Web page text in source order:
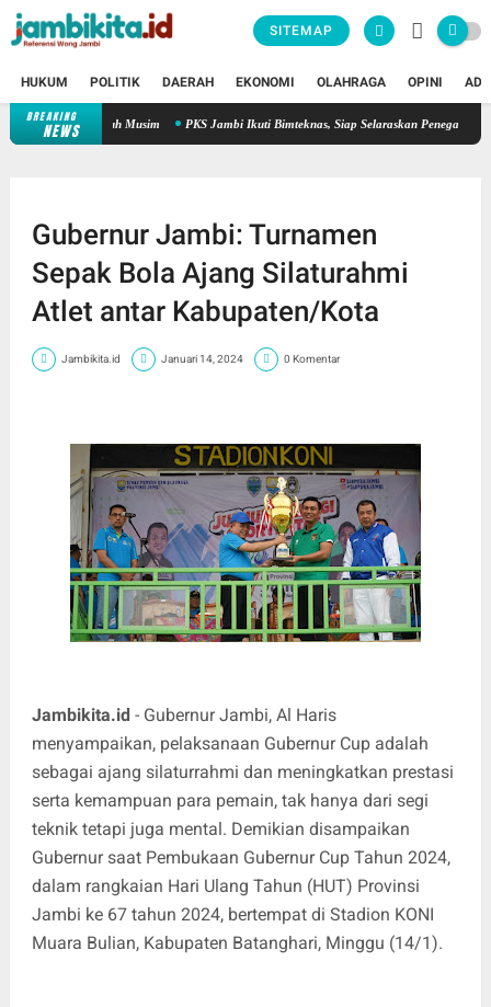
SITEMAP
HUKUM POLITIK DAERAH EKONOMI OLAHRAGA OPINI
BREAKING
NEWS
paruh Musim PKS Jambi Ikuti Bimteknas, Siap Selaraskan Penegakan Disiplin
Gubernur Jambi: Turnamen
Sepak Bola Ajang Silaturahmi
Atlet antar Kabupaten/Kota
Jambikita.id Januari 14, 2024 0 Komentar
Jambikita.id- Gubernur Jambi, Al Haris
menyampaikan, pelaksanaan Gubernur Cup adalah
sebagai ajang silaturrahmi dan meningkatkan prestasi
serta kemampuan para pemain, tak hanya dari segi
teknik tetapi juga mental. Demikian disampaikan
Gubernur saat Pembukaan Gubernur Cup Tahun 2024,
dalam rangkaian Hari Ulang Tahun (HUT) Provinsi
Jambi ke 67 tahun 2024, bertempat di Stadion KONI
Muara Bulian, Kabupaten Batanghari, Minggu (14/1).